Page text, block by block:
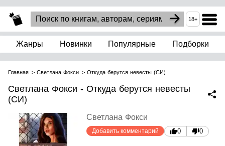
18+
Жанры Новинки Популярные Подборки
Главная Светлана Фокси Откуда берутся невесты (СИ)
Светлана Фокси - Откуда берутся невесты
(СИ)
Светлана Фокси
Добавить комментарий 0 0